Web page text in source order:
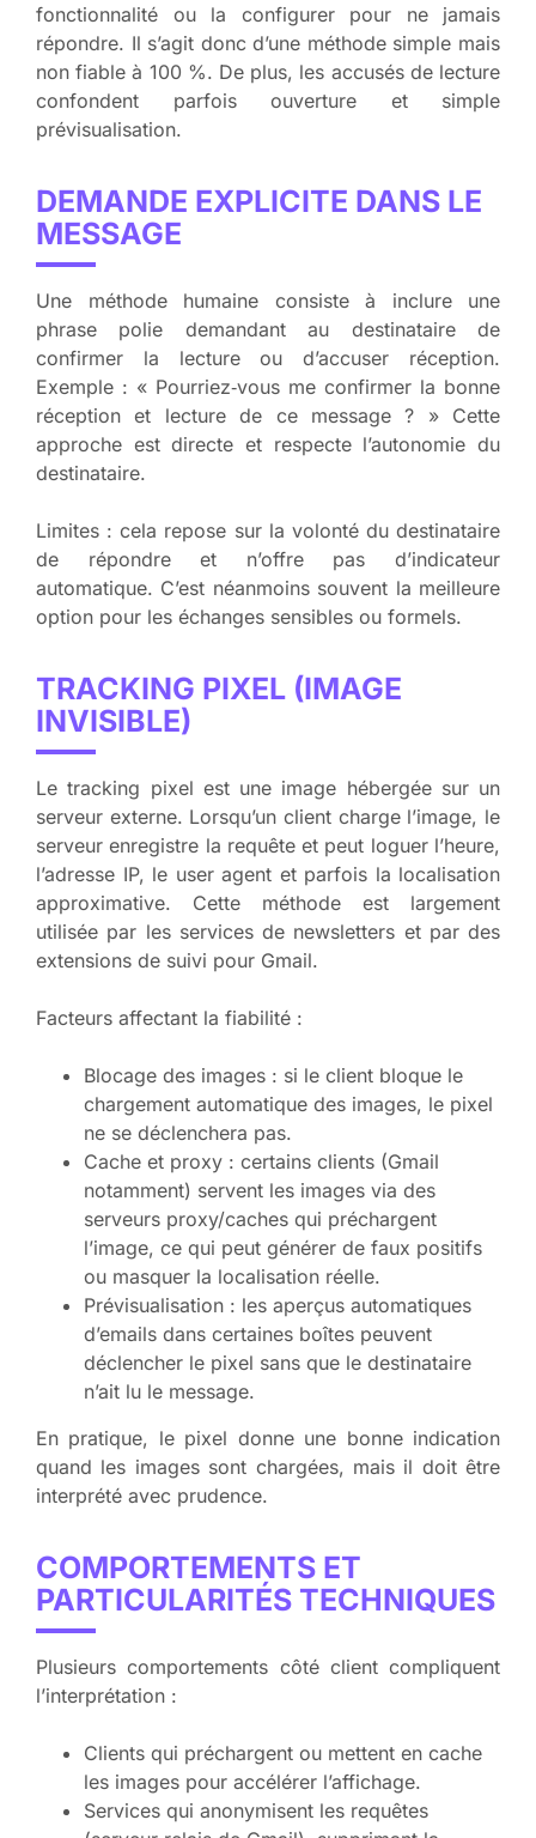
fonctionnalité ou la configurer pour ne jamais
répondre. Il s’agit donc d’une méthode simple mais
non fiable à 100 %. De plus, les accusés de lecture
confondent parfois ouverture et simple
prévisualisation.
DEMANDE EXPLICITE DANS LE
MESSAGE
Une méthode humaine consiste à inclure une
phrase polie demandant au destinataire de
confirmer la lecture ou d’accuser réception.
Exemple : « Pourriez‑vous me confirmer la bonne
réception et lecture de ce message ? » Cette
approche est directe et respecte l’autonomie du
destinataire.
Limites : cela repose sur la volonté du destinataire
de répondre et n’offre pas d’indicateur
automatique. C’est néanmoins souvent la meilleure
option pour les échanges sensibles ou formels.
TRACKING PIXEL (IMAGE
INVISIBLE)
Le tracking pixel est une image hébergée sur un
serveur externe. Lorsqu’un client charge l’image, le
serveur enregistre la requête et peut loguer l’heure,
l’adresse IP, le user agent et parfois la localisation
approximative. Cette méthode est largement
utilisée par les services de newsletters et par des
extensions de suivi pour Gmail.
Facteurs affectant la fiabilité :
Blocage des images : si le client bloque le
chargement automatique des images, le pixel
ne se déclenchera pas.
Cache et proxy : certains clients (Gmail
notamment) servent les images via des
serveurs proxy/caches qui préchargent
l’image, ce qui peut générer de faux positifs
ou masquer la localisation réelle.
Prévisualisation : les aperçus automatiques
d’emails dans certaines boîtes peuvent
déclencher le pixel sans que le destinataire
n’ait lu le message.
En pratique, le pixel donne une bonne indication
quand les images sont chargées, mais il doit être
interprété avec prudence.
COMPORTEMENTS ET
PARTICULARITÉS TECHNIQUES
Plusieurs comportements côté client compliquent
l’interprétation :
Clients qui préchargent ou mettent en cache
les images pour accélérer l’affichage.
Services qui anonymisent les requêtes